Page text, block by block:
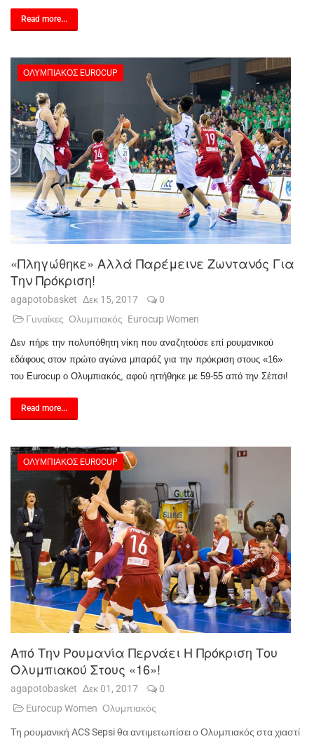
Read more...
ΟΛΥΜΠΙΑΚΌΣ EUROCUP
«Πληγώθηκε» Αλλά Παρέμεινε Ζωντανός Για
Την Πρόκριση!
agapotobasket Δεκ 15, 2017
0
Γυναίκες Ολυμπιακός Eurocup Women
Δεν πήρε την πολυπόθητη νίκη που αναζητούσε επί ρουμανικού
εδάφους στον πρώτο αγώνα μπαράζ για την πρόκριση στους «16»
του Eurocup ο Ολυμπιακός, αφού ηττήθηκε με 59-55 από την Σέπσι!
Read more...
ΟΛΥΜΠΙΑΚΌΣ EUROCUP
Από Την Ρουμανία Περνάει Η Πρόκριση Του
Ολυμπιακού Στους «16»!
agapotobasket Δεκ 01, 2017
0
Eurocup Women Ολυμπιακός
Τη ρουμανική ACSSepsiθα αντιμετωπίσει ο Ολυμπιακός στα χιαστί